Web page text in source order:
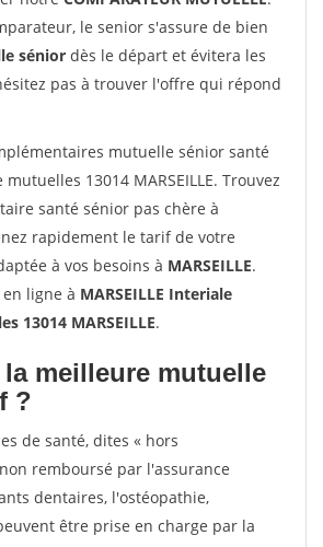
le senior s'assure de bien
sénior dès le départ et évitera les
pas à trouver l'offre qui répond
mutuelle sénior santé
13014 MARSEILLE. Trouvez
santé sénior pas chère à
rapidement le tarif de votre
à vos besoins à MARSEILLE.
ligne à MARSEILLE Interiale
13014 MARSEILLE.
meilleure mutuelle
?
de santé, dites « hors
remboursé par l'assurance
dentaires, l'ostéopathie,
être prise en charge par la